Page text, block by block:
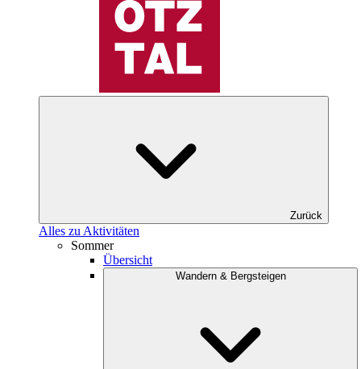
Zurück
Alles zu Aktivitäten
Sommer
Übersicht
Wandern & Bergsteigen